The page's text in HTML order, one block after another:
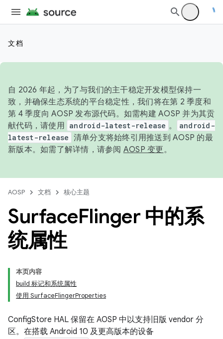
文档
自 2026 年起，为了与我们的主干稳定开发模型保持一
致，并确保生态系统的平台稳定性，我们将在第 2 季度和
第 4 季度向 AOSP 发布源代码。如需构建 AOSP 并为其贡
献代码，请使用 android-latest-release 。
android-
latest-release 清单分支将始终引用推送到 AOSP 的最
新版本。如需了解详情，请参阅 AOSP 变更。
AOSP 文档 核心主题
SurfaceFlinger 中的系
统属性
本页内容
build 标记和系统属性
使用 SurfaceFlingerProperties
ConfigStore HAL 保留在 AOSP 中以支持旧版 vendor 分
区。在搭载 Android 10 及更高版本的设备